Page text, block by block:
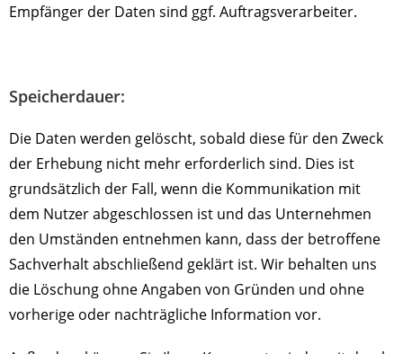
Empfänger der Daten sind ggf. Auftragsverarbeiter.
Speicherdauer:
Die Daten werden gelöscht, sobald diese für den Zweck
der Erhebung nicht mehr erforderlich sind. Dies ist
grundsätzlich der Fall, wenn die Kommunikation mit
dem Nutzer abgeschlossen ist und das Unternehmen
den Umständen entnehmen kann, dass der betroffene
Sachverhalt abschließend geklärt ist. Wir behalten uns
die Löschung ohne Angaben von Gründen und ohne
vorherige oder nachträgliche Information vor.